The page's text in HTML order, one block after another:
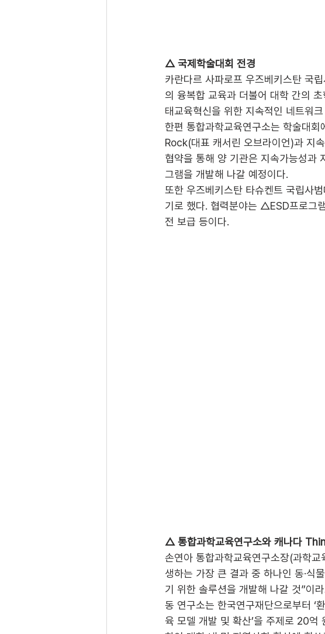
△ 국제학술대회 전경
카란다르 사파로프 우즈베키스탄 국
의 융복합 교육과 더불어 대학 간의
태교육혁신을 위한 지속적인 네트워
한편 통합과학교육연구소는 학술대
Rock(대표 캐서린 오브라이언)과 지
협약을 통해 양 기관은 지속가능성과
그램을 개발해 나갈 예정이다.
또한 우즈베키스탄 타슈켄트 국립사
기로 했다. 협력분야는 △ESD프로그
전 보급 등이다.
△ 통합과학교육연구소와 캐나다
손연아 통합과학교육연구소장(과학
생하는 가장 큰 결과 중 하나인 동·식
기 위한 솔루션을 개발해 나갈 것”이
동 연구소는 한국연구재단으로부터 ‘
육 모델 개발 및 확산’을 주제로 20억